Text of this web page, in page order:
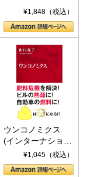
¥1,848（税込）
ウンコノミクス
(インターナショナ
ル新書)¥1,045（税込）